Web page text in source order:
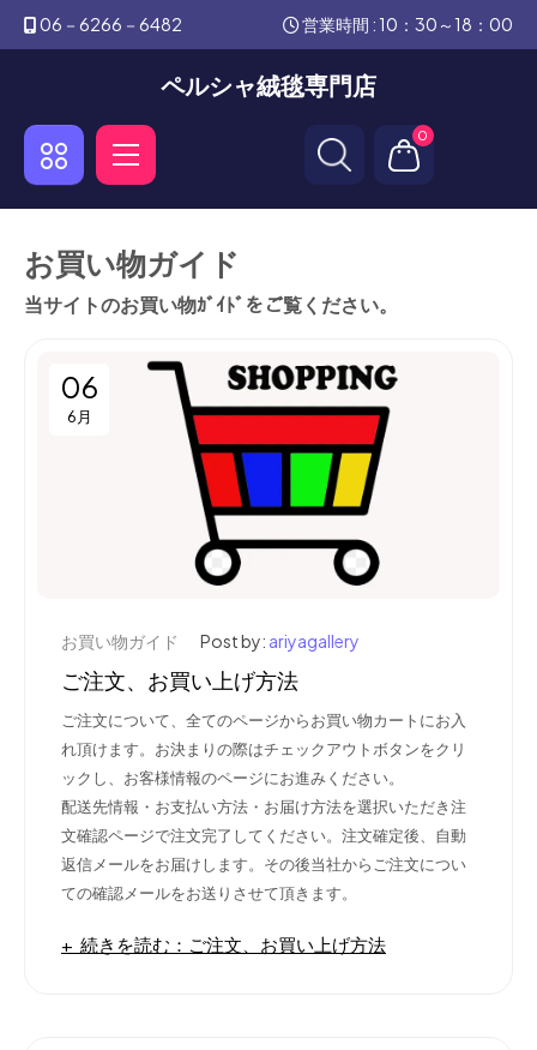
06－6266－6482 営業時間 : 10：30～18：00
ペルシャ絨毯専門店
0
お買い物ガイド
当サイトのお買い物ｶﾞｲﾄﾞをご覧ください。
06
6月
お買い物ガイド Post by: ariyagallery
ご注文、お買い上げ方法
ご注文について、 全てのページからお買い物カートにお入
れ頂けます。 お決まりの際はチェックアウトボタンをクリ
ックし、お客様情報のページにお進みください。
配送先情報・お支払い方法・お届け方法を選択いただき注
文確認ページで注文完了してください。 注文確定後、自動
返信メールをお届けします。その後当社からご注文につい
ての確認メールをお送りさせて頂きます。
続きを読む：ご注文、お買い上げ方法